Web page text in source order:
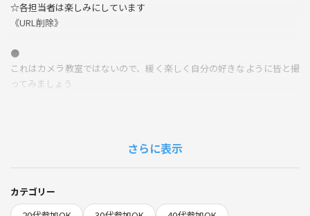
☆各担当者は楽しみにしています
《URL削除》
●
これはカメラ教室ではないので、緩く楽しく自分の好きなように皆と撮
ってみましょう
お喋りや散歩しながら写真も撮りましょう
みなとみらいの臨港パークで待ち合わせをして外人墓地に向かいます
（歩ける格好にて×ヒールなど）
さらに表示
カテゴリー